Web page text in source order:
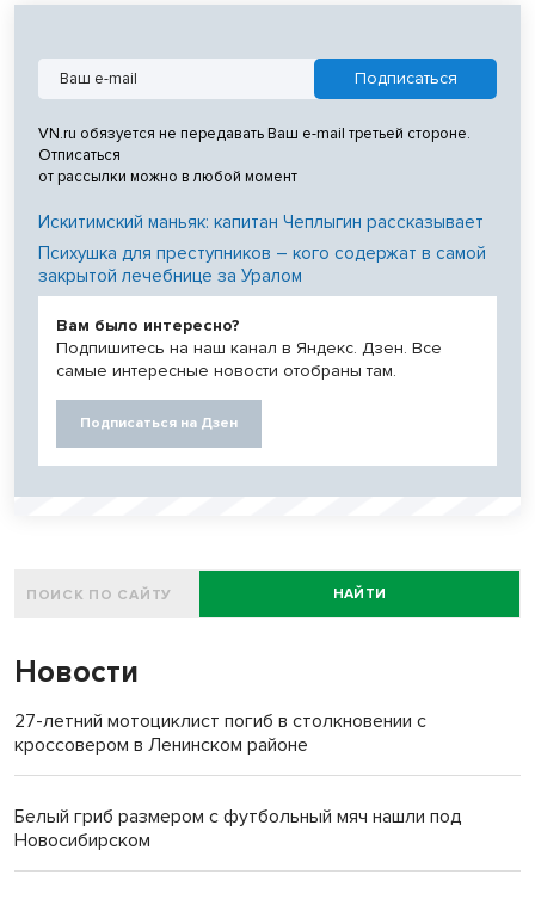
VN.ru обязуется не передавать Ваш e-mail третьей стороне.
Отписаться
от рассылки можно в любой момент
Искитимский маньяк: капитан Чеплыгин рассказывает
Психушка для преступников – кого содержат в самой
закрытой лечебнице за Уралом
Вам было интересно?
Подпишитесь на наш канал в Яндекс. Дзен. Все
самые интересные новости отобраны там.
Подписаться на Дзен
НАЙТИ
Новости
27-летний мотоциклист погиб в столкновении с
кроссовером в Ленинском районе
Белый гриб размером с футбольный мяч нашли под
Новосибирском